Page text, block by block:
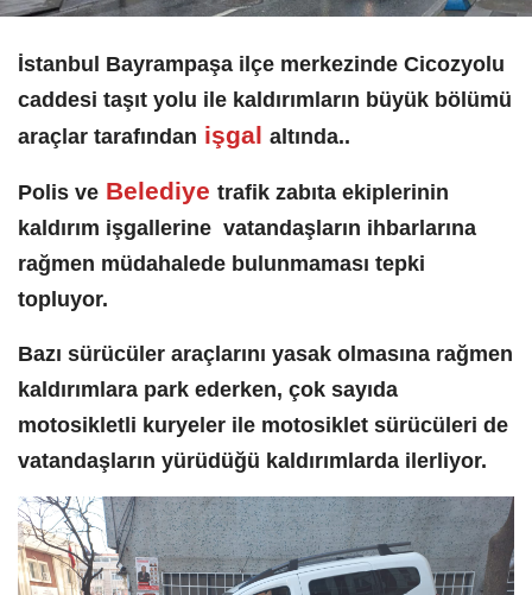
İstanbul Bayrampaşa ilçe merkezinde Cicozyolu
caddesi taşıt yolu ile kaldırımların büyük bölümü
araçlar tarafından işgal altında..
Polis ve Belediye trafik zabıta ekiplerinin
kaldırım işgallerine vatandaşların ihbarlarına
rağmen müdahalede bulunmaması tepki
topluyor.
Bazı sürücüler araçlarını yasak olmasına rağmen
kaldırımlara park ederken, çok sayıda
motosikletli kuryeler ile motosiklet sürücüleri de
vatandaşların yürüdüğü kaldırımlarda ilerliyor.